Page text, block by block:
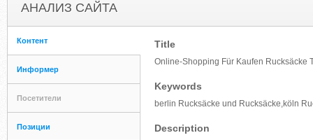
АНАЛИЗ САЙТА
Контент
Информер
Посетители
Позиции
Title
Online-Shopping Für Kaufen Rucksäcke
Keywords
berlin Rucksäcke und Rucksäcke,köln
Description